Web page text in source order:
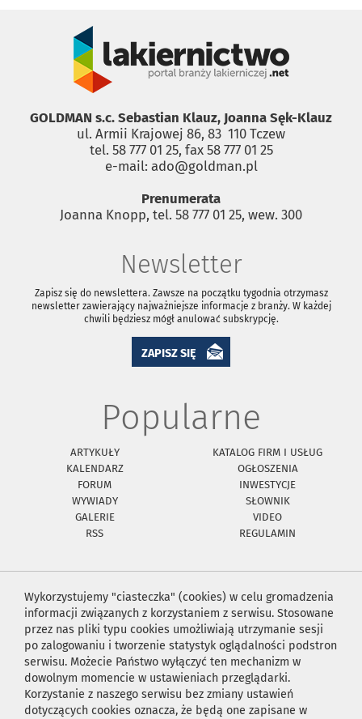
GOLDMAN s.c. Sebastian Klauz, Joanna Sęk-Klauz
ul. Armii Krajowej 86, 83 ­ 110 Tczew
tel. 58 777 01 25, fax 58 777 01 25
e-mail: ado@goldman.pl
Prenumerata
Joanna Knopp, tel. 58 777 01 25, wew. 300
Newsletter
Zapisz się do newslettera. Zawsze na początku tygodnia otrzymasz
newsletter zawierający najważniejsze informacje z branży. W każdej
chwili będziesz mógł anulować subskrypcję.
ZAPISZ SIĘ
Popularne
ARTYKUŁY
KATALOG FIRM I USŁUG
KALENDARZ
OGŁOSZENIA
FORUM
INWESTYCJE
WYWIADY
SŁOWNIK
GALERIE
VIDEO
RSS
REGULAMIN
Wykorzystujemy "ciasteczka" (cookies) w celu gromadzenia
informacji związanych z korzystaniem z serwisu. Stosowane
przez nas pliki typu cookies umożliwiają utrzymanie sesji
po zalogowaniu i tworzenie statystyk oglądalności podstron
serwisu. Możecie Państwo wyłączyć ten mechanizm w
dowolnym momencie w ustawieniach przeglądarki.
Korzystanie z naszego serwisu bez zmiany ustawień
dotyczących cookies oznacza, że będą one zapisane w